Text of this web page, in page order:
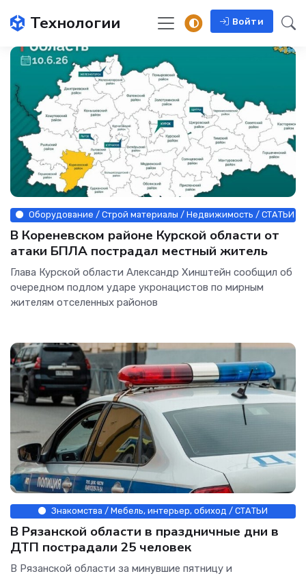
Технологии Войти
Оборудование / Строй материалы / Недвижимость / СТАТЬИ
В Кореневском районе Курской области от
атаки БПЛА пострадал местный житель
Глава Курской области Александр Хинштейн сообщил об
очередном подлом ударе укронацистов по мирным
жителям отселенных районов
Знакомства / Мебель, интерьер, обиход / СТАТЬИ
В Рязанской области в праздничные дни в
ДТП пострадали 25 человек
В Рязанской области за минувшие пятницу и